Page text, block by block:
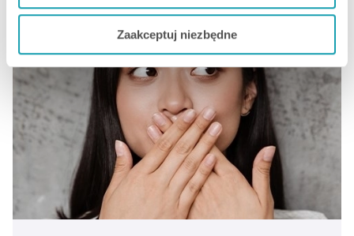
Jeżeli chcesz dostosować swoją zgodę i wybrać tylko
niektóre dodatkowe funkcje, z którymi wiąże się
zbieranie danych o Twojej aktywności dokonaj
preferowanych przez Ciebie wyborów i kliknij „
Zarządzaj
zgodami”.
Możesz również kliknąć „Zaakceptuj niezbędne ”, co
będzie oznaczało, że nie wyrażasz zgody na
pozyskiwanie od Ciebie danych, które nie są niezbędne
dla funkcjonowania Strony. Będzie się to jednak wiązało
z brakiem dostępu do wszystkich funkcjonalności
Zaakceptuj niezbędne
odpadnie, a dostęp do specjalisty pozostaje utrudniony.